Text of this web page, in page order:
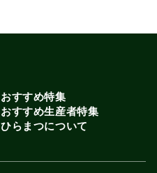
おすすめ特集
おすすめ生産者特集
ひらまつについて